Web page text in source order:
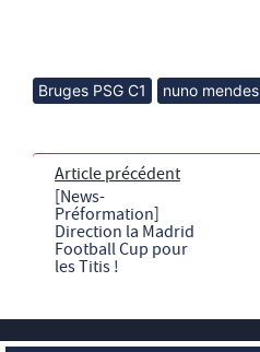
Bruges PSG C1 nuno mendes
Article précédent
[News-
Préformation]
Direction la Madrid
Football Cup pour
les Titis !